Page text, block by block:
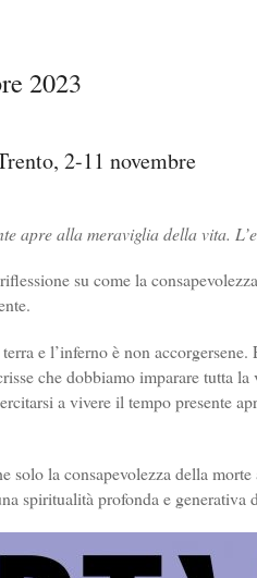
2023
2-11 novembre
apre alla meraviglia della vita.
su come la
e l’inferno è non
che dobbiamo imparare tutta
a vivere il tempo presente
solo la consapevolezza della
spiritualità profonda e generativa